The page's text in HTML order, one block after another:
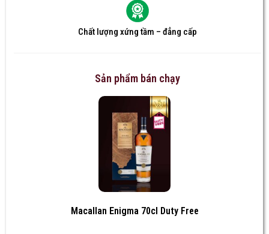
Chất lượng xứng tầm – đẳng cấp
Sản phẩm bán chạy
Macallan Enigma 70cl Duty Free